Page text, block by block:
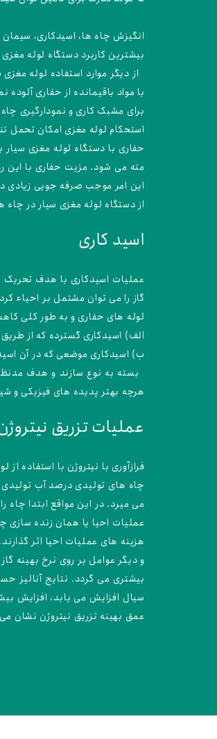
انگیزش چاه ها، اسیدکاری،
بیشترین کاربرد دستگاه لوله
از دیگر موارد استفاده لوله
با مواد باقیمانده از حفاری
برای مشبک کاری و نمودارگیری
استحکام لوله مغزی امکان تحمل
حفاری با دستگاه لوله مغزی
مته می شود. مزیت حفاری با این
این امر موجب صرفه جویی زیادی
از دستگاه لوله مغزی سیار در
اسید کاری
عملیات اسیدکاری با هدف تحریک
گاز را می توان مشتمل بر احیاء
لوله های حفاری و به طور کلی
الف) اسیدکاری گسترده که از
ب) اسیدکاری موضعی که در آن
بسته به نوع سازند و هدف
هرچه بهتر پدیده های فیزیکی و
عملیات تزریق
فرازآوری با نیتروژن با
چاه های تولیدی درصد آب
می میرد. در این مواقع ابتدا
عملیات احیا یا همان زنده سازی
و دیگر عوامل بر روی نرخ بهینه
بیشتری می گردد. نتایج آنالیز
سیال افزایش می یابد، افزایش
عمق بهینه تزریق نیتروژن نشان